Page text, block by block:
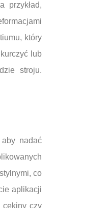
przykład,
który
lub
stroju.
nadać
co
aplikacji
cekiny czy